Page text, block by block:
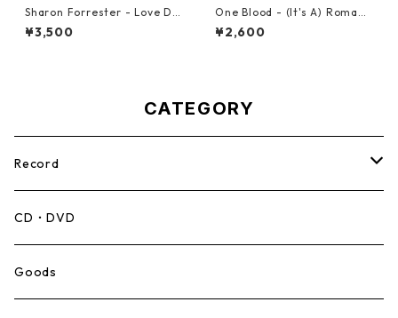
Sharon Forrester - Love Do
n't Live Here Anymore【12-
50068】
¥3,500
One Blood - (It's A) Romanc
e【12-50054】
¥2,600
CATEGORY
Record
Mento,Calypso,Ballad
Ska
CD・DVD
Goods